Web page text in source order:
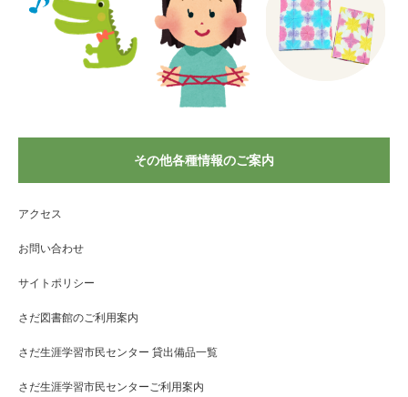
その他各種情報のご案内
アクセス
お問い合わせ
サイトポリシー
さだ図書館のご利用案内
さだ生涯学習市民センター 貸出備品一覧
さだ生涯学習市民センターご利用案内